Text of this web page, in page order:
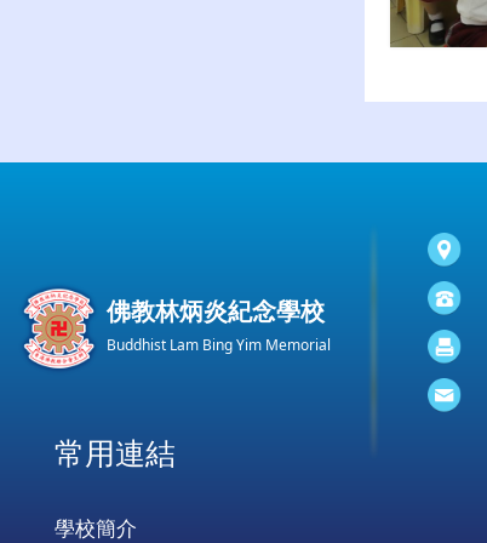
佛教林炳炎紀念學校
Buddhist Lam Bing Yim Memorial
常用連結
學校簡介